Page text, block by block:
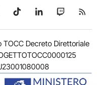
WhatsApp
su Telegram
Seguici su TikTok
Seguici su
Seguici
Decreto Direttoriale